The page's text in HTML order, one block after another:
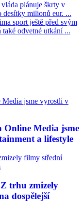
vláda plánuje škrty v
milionů eur. ...
sport ještě před svým
odvetné utkání ...
Media jsme
a lifestyle
trhu zmizely
dospělejší